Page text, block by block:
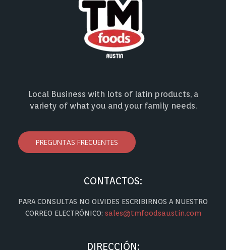
Local Business with lots of latin products, a
variety of what you and your family needs.
PREGUNTAS FRECUENTES
CONTACTOS:
PARA CONSULTAS NO OLVIDES ESCRIBIRNOS A NUESTRO
CORREO ELECTRÓNICO: sales@tmfoodsaustin.com
DIRECCIÓN: